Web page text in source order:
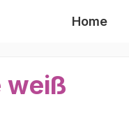
Home
weiß